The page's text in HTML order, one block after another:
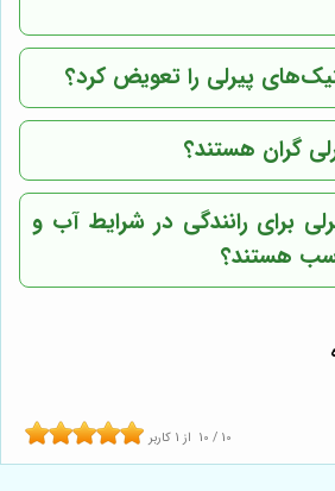
پیرلی را تعویض کرد؟
گران هستند؟
برای رانندگی در شرایط آب و
هستند؟
10 / 10 از 1 کاربر